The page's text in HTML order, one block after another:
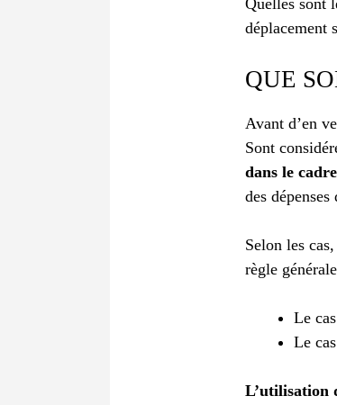
Quelles sont
déplacement
QUE
Avant d’en
Sont
dans le
des
Selon les
règle
Le
Le
L’utilisation